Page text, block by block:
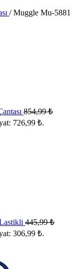
/ Muggle Mu-5881
854,99₺
726,99 ₺.
445,99₺
306,99 ₺.